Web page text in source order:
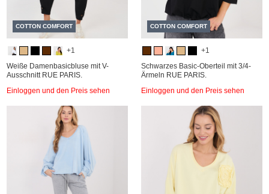
COTTON COMFORT
+1
Weiße Damenbasicbluse mit V-
Ausschnitt RUE PARIS.
Einloggen und den Preis sehen
COTTON COMFORT
+1
Schwarzes Basic-Oberteil mit 3/4-
Ärmeln RUE PARIS.
Einloggen und den Preis sehen